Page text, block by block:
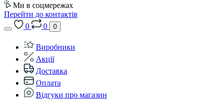
Ми в соцмережах
Перейти до контактів
0
0 0
Виробники
Акції
Доставка
Оплата
Відгуки про магазин